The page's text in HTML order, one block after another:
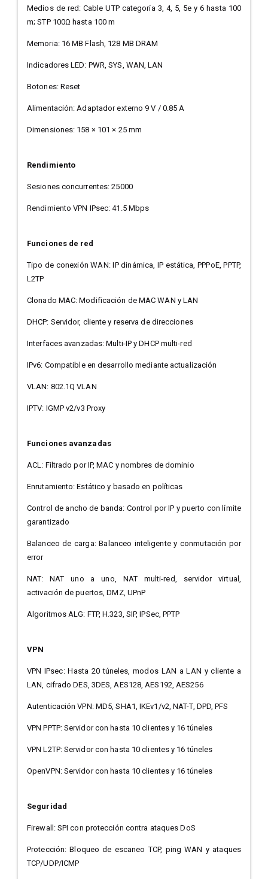
Medios de red: Cable UTP categoría 3, 4, 5, 5e y 6 hasta 100
m; STP 100Ω hasta 100 m
Memoria: 16 MB Flash, 128 MB DRAM
Indicadores LED: PWR, SYS, WAN, LAN
Botones: Reset
Alimentación: Adaptador externo 9 V / 0.85 A
Dimensiones: 158 × 101 × 25 mm
Rendimiento
Sesiones concurrentes: 25000
Rendimiento VPN IPsec: 41.5 Mbps
Funciones de red
Tipo de conexión WAN: IP dinámica, IP estática, PPPoE, PPTP,
L2TP
Clonado MAC: Modificación de MAC WAN y LAN
DHCP: Servidor, cliente y reserva de direcciones
Interfaces avanzadas: Multi-IP y DHCP multi-red
IPv6: Compatible en desarrollo mediante actualización
VLAN: 802.1Q VLAN
IPTV: IGMP v2/v3 Proxy
Funciones avanzadas
ACL: Filtrado por IP, MAC y nombres de dominio
Enrutamiento: Estático y basado en políticas
Control de ancho de banda: Control por IP y puerto con límite
garantizado
Balanceo de carga: Balanceo inteligente y conmutación por
error
NAT: NAT uno a uno, NAT multi-red, servidor virtual,
activación de puertos, DMZ, UPnP
Algoritmos ALG: FTP, H.323, SIP, IPSec, PPTP
VPN
VPN IPsec: Hasta 20 túneles, modos LAN a LAN y cliente a
LAN, cifrado DES, 3DES, AES128, AES192, AES256
Autenticación VPN: MD5, SHA1, IKEv1/v2, NAT-T, DPD, PFS
VPN PPTP: Servidor con hasta 10 clientes y 16 túneles
VPN L2TP: Servidor con hasta 10 clientes y 16 túneles
OpenVPN: Servidor con hasta 10 clientes y 16 túneles
Seguridad
Firewall: SPI con protección contra ataques DoS
Protección: Bloqueo de escaneo TCP, ping WAN y ataques
TCP/UDP/ICMP